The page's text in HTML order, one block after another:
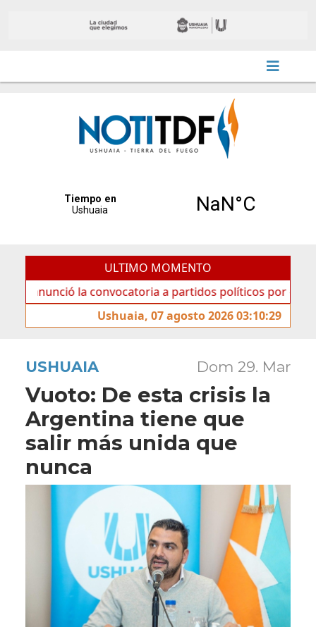
ULTIMO MOMENTO
la convocatoria a partidos políticos por «ficha
Ushuaia, 07 agosto 2026 03:10:29
USHUAIA Dom 29. Mar
Vuoto: De esta crisis la
Argentina tiene que
salir más unida que
nunca